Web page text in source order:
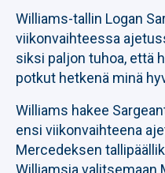
Williams-tallin Logan
viikonvaihteessa
siksi paljon tuhoa, että
potkut hetkenä minä
Williams hakee
ensi viikonvaihteena
Mercedeksen
Williamsia valitsemaan